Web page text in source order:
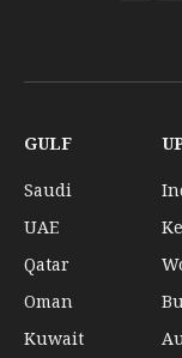
GULF
Saudi
UAE
Qatar
Oman
Kuwait